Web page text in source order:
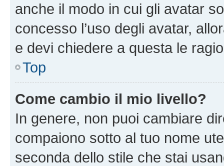
anche il modo in cui gli avatar
concesso l’uso degli avatar,
e devi chiedere a questa le
Top
Come cambio il mio livello?
In genere, non puoi cambiare
compaiono sotto al tuo nome
seconda dello stile che stai